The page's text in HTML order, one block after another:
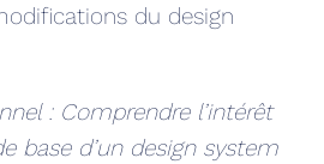
du design
: Comprendre l’intérêt
base d’un design system